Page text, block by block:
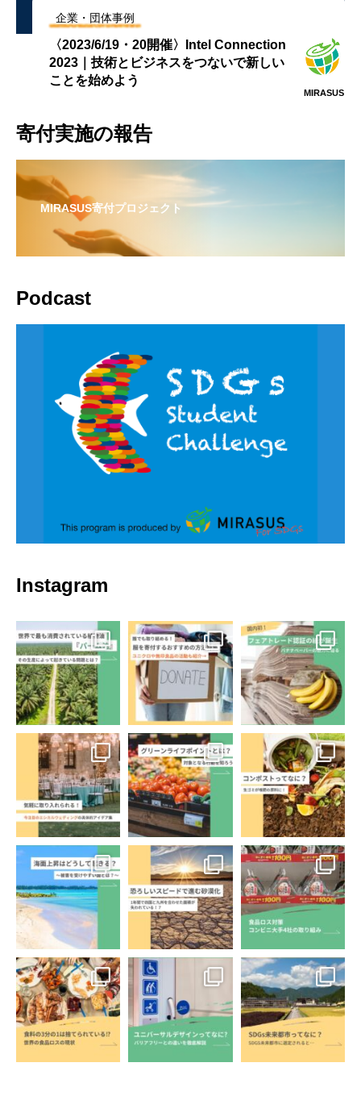
企業・団体事例
〈2023/6/19・20開催〉Intel Connection
2023｜技術とビジネスをつないで新しい
ことを始めよう
MIRASUS
寄付実施の報告
MIRASUS寄付プロジェクト
Podcast
Instagram